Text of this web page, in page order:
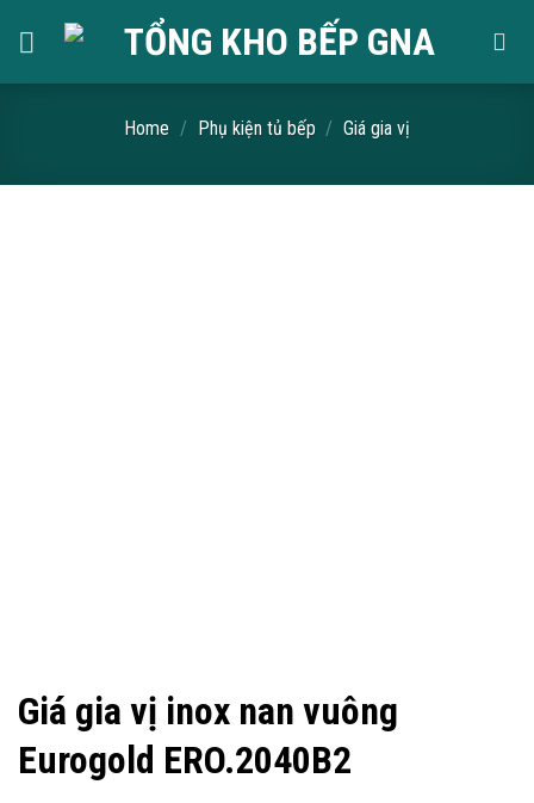
Home / Phụ kiện tủ bếp / Giá gia vị
Giá gia vị inox nan vuông
Eurogold ERO.2040B2